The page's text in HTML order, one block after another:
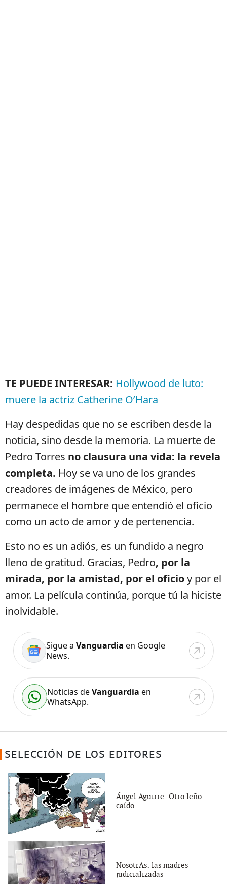
TE PUEDE INTERESAR: Hollywood de luto:
muere la actriz Catherine O’Hara
Hay despedidas que no se escriben desde la
noticia, sino desde la memoria. La muerte de
Pedro Torres no clausura una vida: la revela
completa. Hoy se va uno de los grandes
creadores de imágenes de México, pero
permanece el hombre que entendió el oficio
como un acto de amor y de pertenencia.
Esto no es un adiós, es un fundido a negro
lleno de gratitud. Gracias, Pedro, por la
mirada, por la amistad, por el oficioy por el
amor. La película continúa, porque tú la hiciste
inolvidable.
Sigue a Vanguardia en Google
News.
Noticias deVanguardia en
WhatsApp.
SELECCIÓN DE LOS EDITORES
Ángel Aguirre: Otro leño
caído
NosotrAs: las madres
judicializadas